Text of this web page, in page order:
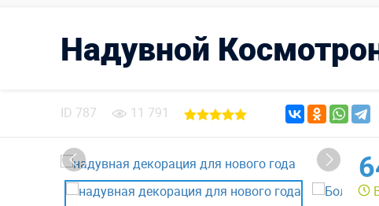
Надувной
ID 787 11 791